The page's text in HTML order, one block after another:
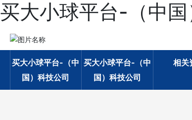
买大小球平台-（中国
买大小球平台-（中
国）科技公司
买大小球平台-（中
国）科技公司
相关